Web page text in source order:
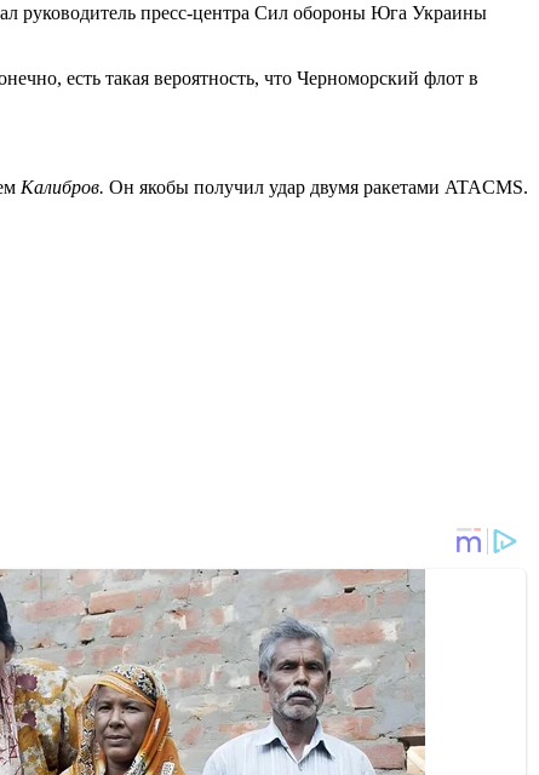
руководитель пресс-центра Сил обороны Юга Украины
есть такая вероятность, что Черноморский флот в
Калибров. Он якобы получил удар двумя ракетами ATACMS.